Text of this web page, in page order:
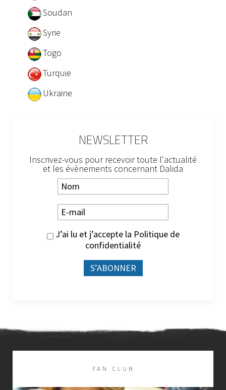
Soudan
Syrie
Togo
Turquie
Ukraine
NEWSLETTER
Inscrivez-vous pour recevoir toute l'actualité
et les évènements concernant Dalida
J’ai lu et j’accepte la Politique de
confidentialité
FAN CLUB